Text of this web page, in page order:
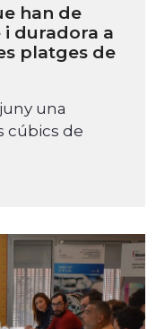
han de
duradora a
platges de
una
cúbics de